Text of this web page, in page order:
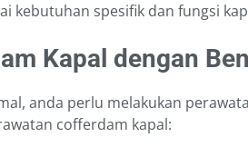
kebutuhan spesifik dan fungsi
Kapal dengan
anda perlu melakukan
cofferdam kapal: